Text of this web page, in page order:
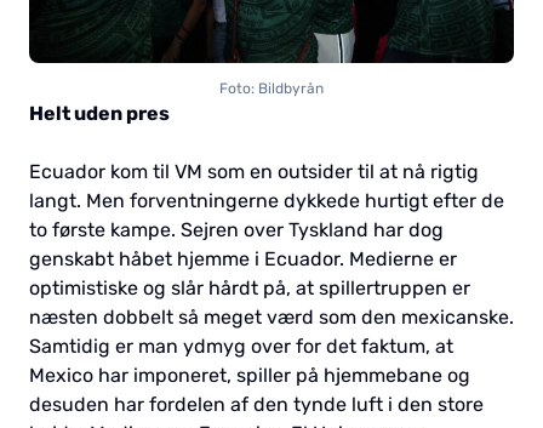
Foto: Bildbyrån
Helt uden pres
Ecuador kom til VM som en outsider til at nå rigtig
langt. Men forventningerne dykkede hurtigt efter de
to første kampe. Sejren over Tyskland har dog
genskabt håbet hjemme i Ecuador. Medierne er
optimistiske og slår hårdt på, at spillertruppen er
næsten dobbelt så meget værd som den mexicanske.
Samtidig er man ydmyg over for det faktum, at
Mexico har imponeret, spiller på hjemmebane og
desuden har fordelen af den tynde luft i den store